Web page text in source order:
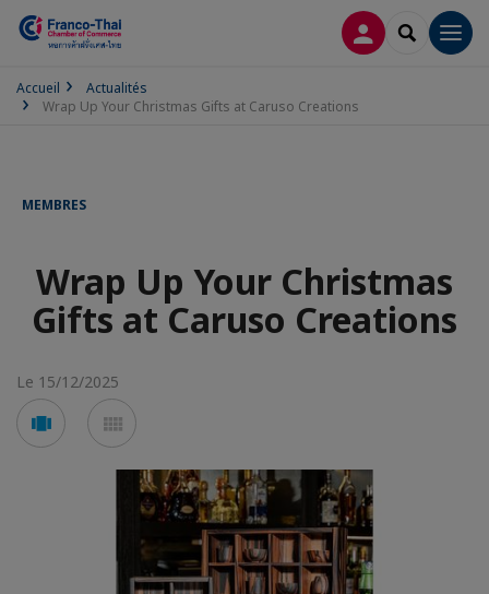
CONNEXION
Accueil
Actualités
Wrap Up Your Christmas Gifts at Caruso Creations
MEMBRES
Wrap Up Your Christmas
Gifts at Caruso Creations
Le 15/12/2025
Voir
en
en
mosaïque